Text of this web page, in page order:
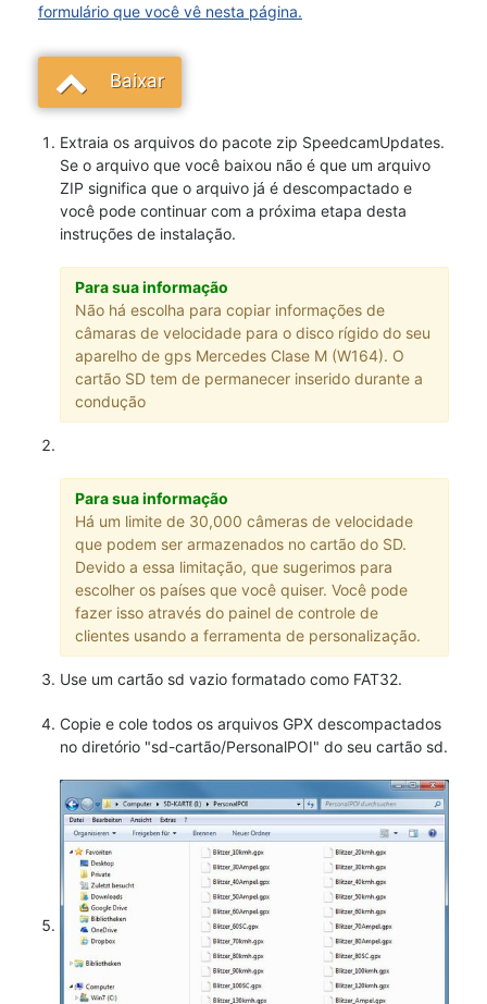
formulário que você vê nesta página.
Baixar
Extraia os arquivos do pacote zip SpeedcamUpdates.
Se o arquivo que você baixou não é que um arquivo
ZIP significa que o arquivo já é descompactado e
você pode continuar com a próxima etapa desta
instruções de instalação.
Para sua informação
Não há escolha para copiar informações de
câmaras de velocidade para o disco rígido do seu
aparelho de gps Mercedes Clase M (W164). O
cartão SD tem de permanecer inserido durante a
condução
Para sua informação
Há um limite de 30,000 câmeras de velocidade
que podem ser armazenados no cartão do SD.
Devido a essa limitação, que sugerimos para
escolher os países que você quiser. Você pode
fazer isso através do painel de controle de
clientes usando a ferramenta de personalização.
Use um cartão sd vazio formatado como FAT32.
Copie e cole todos os arquivos GPX descompactados
no diretório "sd-cartão/PersonalPOI" do seu cartão sd.